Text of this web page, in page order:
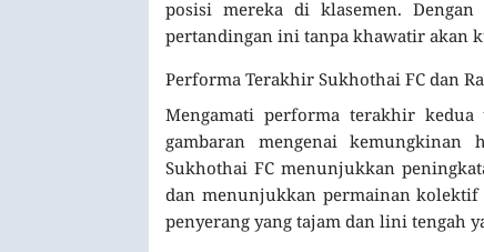
posisi mereka di klasemen.
pertandingan ini tanpa khawatir akan
Performa Terakhir Sukhothai FC dan
Mengamati performa terakhir
gambaran mengenai kemungkinan
Sukhothai FC menunjukkan
dan menunjukkan permainan
penyerang yang tajam dan lini tengah